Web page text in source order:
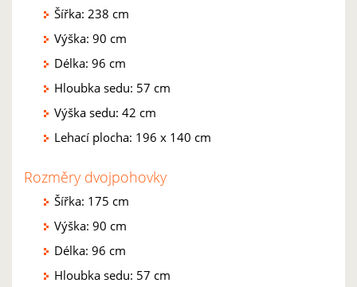
Šířka: 238 cm
Výška: 90 cm
Délka: 96 cm
Hloubka sedu: 57 cm
Výška sedu: 42 cm
Lehací plocha: 196 x 140 cm
Rozměry dvojpohovky
Šířka: 175 cm
Výška: 90 cm
Délka: 96 cm
Hloubka sedu: 57 cm